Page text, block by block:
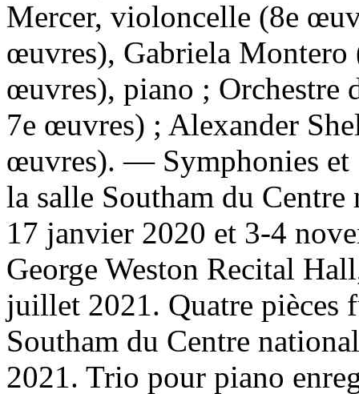
Mercer, violoncelle (8e
œuvres), Gabriela
œuvres), piano ; Orchestre
7e œuvres) ; Alexander
œuvres). — Symphonies et
la salle Southam du Centre
17 janvier 2020 et 3-4
George Weston Recital
juillet 2021. Quatre pièces
Southam du Centre
2021. Trio pour piano